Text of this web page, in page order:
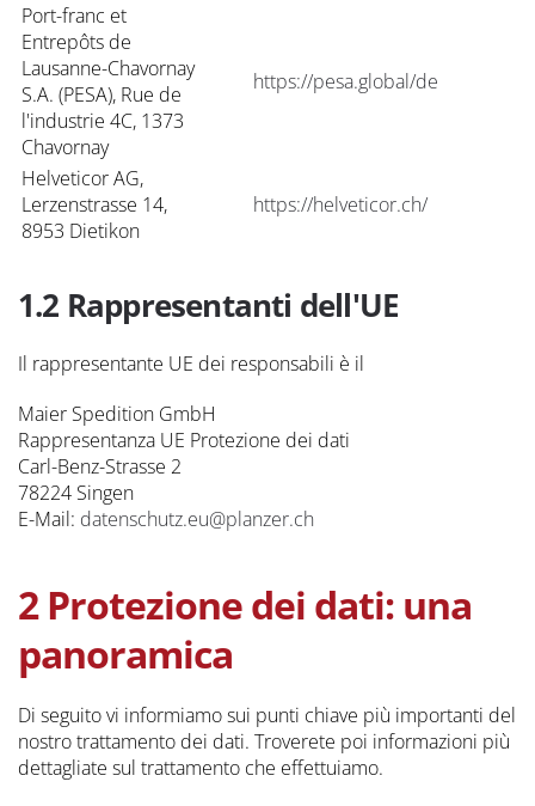
Port-franc et
Entrepôts de
Lausanne-Chavornay
S.A. (PESA), Rue de
l'industrie 4C, 1373
Chavornay
https://pesa.global/de
Helveticor AG,
Lerzenstrasse 14,
8953 Dietikon
https://helveticor.ch/
1.2 Rappresentanti dell'UE
Il rappresentante UE dei responsabili è il
Maier Spedition GmbH
Rappresentanza UE Protezione dei dati
Carl-Benz-Strasse 2
78224 Singen
E-Mail: datenschutz.eu@planzer.ch
2 Protezione dei dati: una
panoramica
Di seguito vi informiamo sui punti chiave più importanti del
nostro trattamento dei dati. Troverete poi informazioni più
dettagliate sul trattamento che effettuiamo.